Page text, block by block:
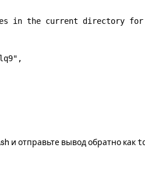
the current directory for
,
и отправьте вывод обратно как